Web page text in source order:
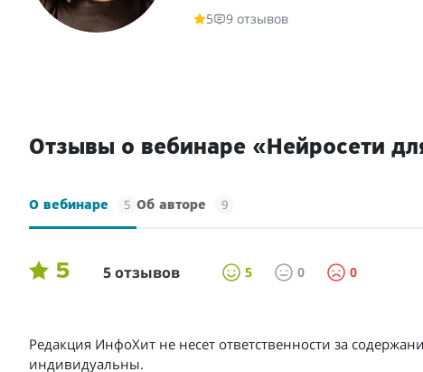
5
9 отзывов
Отзывы о вебинаре «Нейросети
О вебинаре 5 Об авторе 9
5 5 отзывов 5 0 0
Редакция ИнфоХит не несет ответственности за
индивидуальны.